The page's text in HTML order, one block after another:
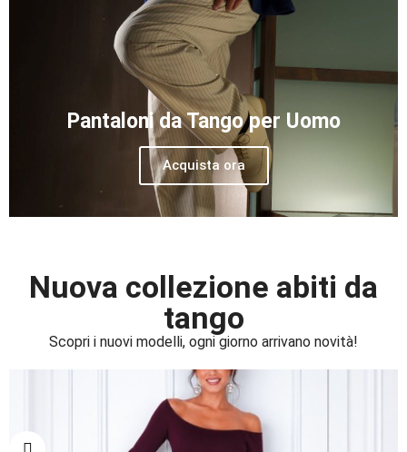
Pantaloni da Tango per Uomo
Acquista ora
Nuova collezione abiti da
tango
Scopri i nuovi modelli, ogni giorno arrivano novità!